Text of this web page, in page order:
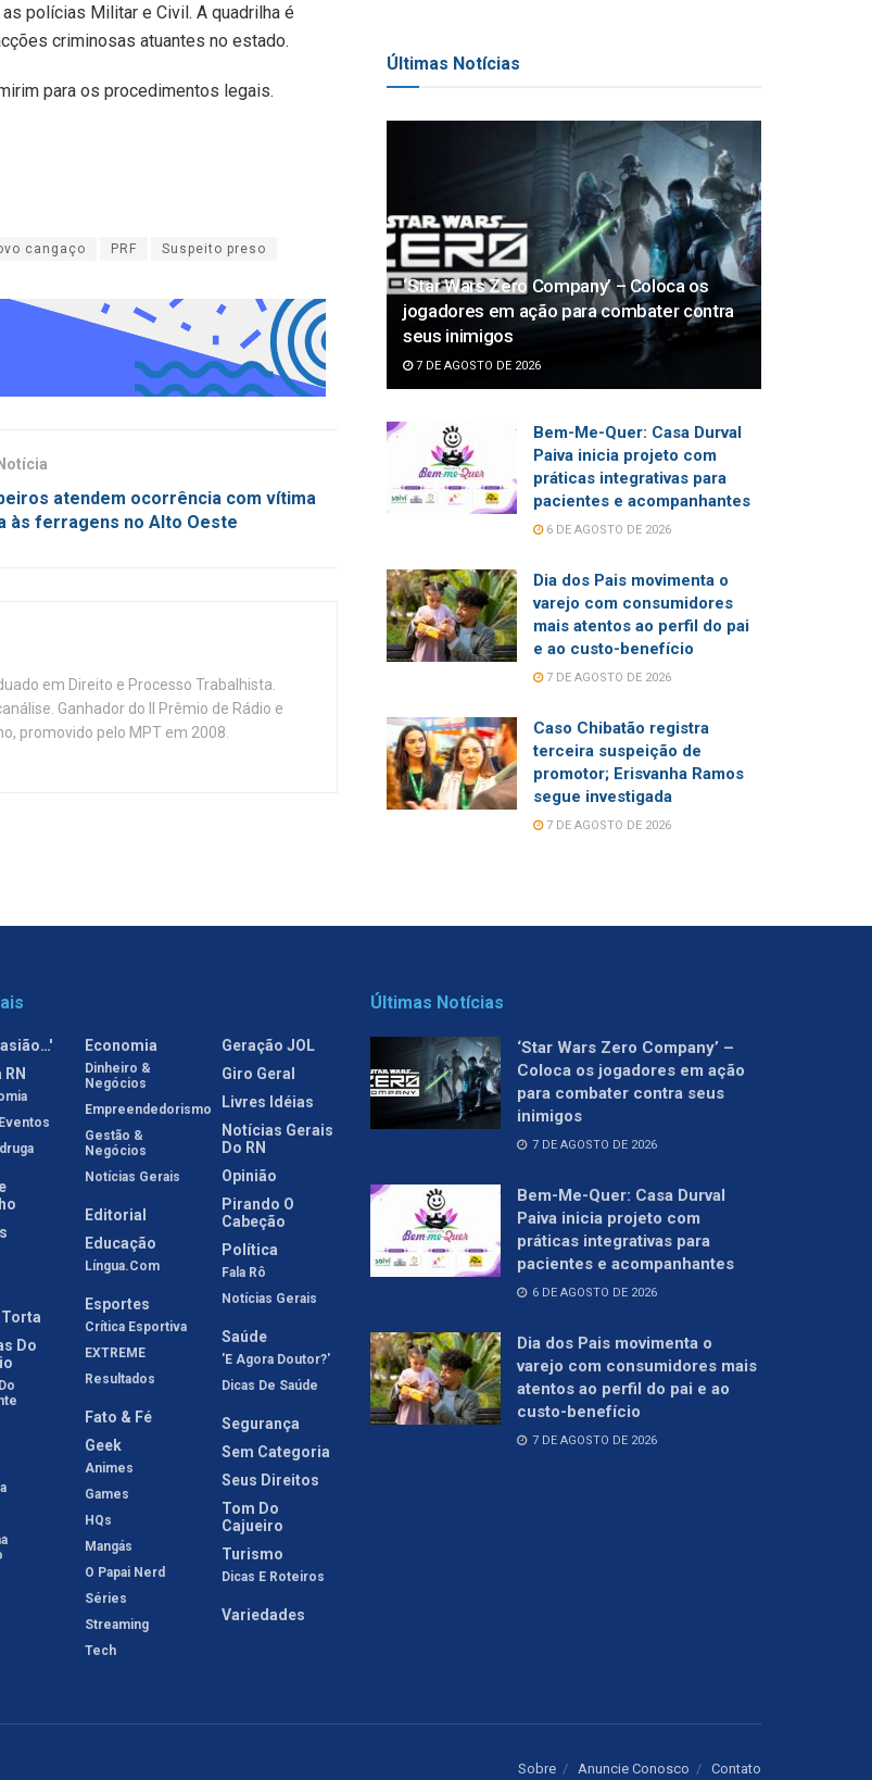
polícias Militar e Civil. A quadrilha é
criminosas atuantes no estado.
para os procedimentos legais.
cangaço PRF Suspeito preso
atendem ocorrência com vítima
às ferragens no Alto Oeste
em Direito e Processo Trabalhista.
Ganhador do II Prêmio de Rádio e
promovido pelo MPT em 2008.
Últimas Notícias
‘Star Wars Zero Company’ – Coloca os
jogadores em ação para combater contra
seus inimigos
7 DE AGOSTO DE 2026
Bem-Me-Quer: Casa Durval
Paiva inicia projeto com
práticas integrativas para
pacientes e acompanhantes
6 DE AGOSTO DE 2026
Dia dos Pais movimenta o
varejo com consumidores
mais atentos ao perfil do pai
e ao custo-benefício
7 DE AGOSTO DE 2026
Caso Chibatão registra
terceira suspeição de
promotor; Erisvanha Ramos
segue investigada
7 DE AGOSTO DE 2026
Do
Economia
Dinheiro &
Negócios
Empreendedorismo
Gestão &
Negócios
Notícias Gerais
Editorial
Educação
Língua.com
Esportes
Crítica Esportiva
EXTREME
Resultados
Fato & Fé
Geek
Animes
Games
HQs
Mangás
O Papai Nerd
Séries
Streaming
Tech
Geração JOL
Giro Geral
Livres Idéias
Notícias Gerais
Do RN
Opinião
Pirando O
Cabeção
Política
Fala Rô
Notícias Gerais
Saúde
'E Agora Doutor?'
Dicas De Saúde
Segurança
Sem Categoria
Seus Direitos
Tom Do
Cajueiro
Turismo
Dicas E Roteiros
Variedades
Últimas Notícias
‘Star Wars Zero Company’ –
Coloca os jogadores em ação
para combater contra seus
inimigos
7 DE AGOSTO DE 2026
Bem-Me-Quer: Casa Durval
Paiva inicia projeto com
práticas integrativas para
pacientes e acompanhantes
6 DE AGOSTO DE 2026
Dia dos Pais movimenta o
varejo com consumidores mais
atentos ao perfil do pai e ao
custo-benefício
7 DE AGOSTO DE 2026
Sobre Anuncie Conosco Contato